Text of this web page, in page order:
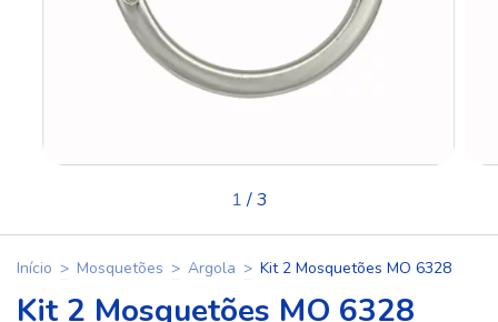
1/3
Início > Mosquetões > Argola > Kit 2 Mosquetões MO 6328
Kit 2 Mosquetões MO 6328